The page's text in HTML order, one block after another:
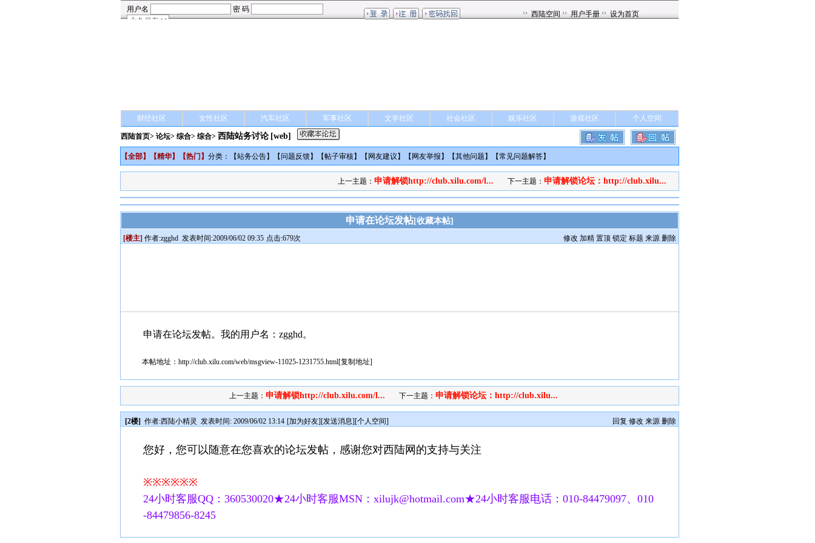
财经社区 女性社区 汽车社区 军事社区 文学社区 社会社区 娱乐社区 游戏社区 个人空间
西陆首页> 论坛> 综合> 综合> 西陆站务讨论 [web]
【全部】【精华】【热门 】 分类：【站务公告】【问题反馈】【帖子审核】【 网友建议 】【 网友举报 】【其他问题 】【常见问题解答】
上一主题： 申请解锁http://club.xilu.com/l... 下一主题： 申请解锁论坛：http://club.xilu...
申请在论坛发帖[收藏本帖]
[楼主] 作者:zgghd 发表时间:2009/06/02 09:35 修改 加精 置顶 锁定 标题 来源 删除
点击:679次
申请在论坛发帖。我的用户名：zgghd。
本帖地址： http://club.xilu.com/web/msgview-11025-1231755.html[复制地址]
上一主题： 申请解锁http://club.xilu.com/l... 下一主题： 申请解锁论坛：http://club.xilu...
[2楼] 作者:西陆小精灵 发表时间: 2009/06/02 13:14 [加为好友][发送消息][个人空间] 回复 修改 来源 删除
您好，您可以随意在您喜欢的论坛发帖，感谢您对西陆网的支持与关注
※※※※※※
24小时客服QQ：360530020★24小时客服MSN：xilujk@hotmail.com★24小时客服电话：010-84479097、010
-84479856-8245